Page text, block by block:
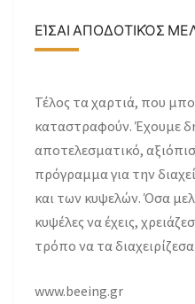
ΕΊΣΑΙ ΑΠΟΔΟΤΙΚΌΣ
Τέλος τα χαρτιά, που
καταστραφούν. Έχουμε
αποτελεσματικό,
πρόγραμμα για την
και των κυψελών. Όσα
κυψέλες να έχεις,
τρόπο να τα
www.beeing.gr